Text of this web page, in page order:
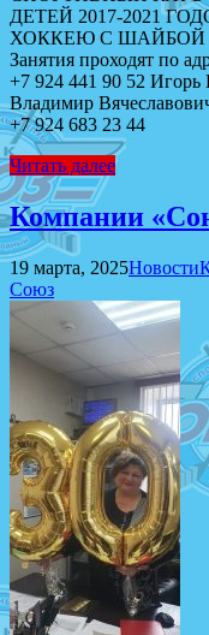
ДЕТЕЙ 2017-2021
ХОККЕЮ С
Занятия проходят по
+7 924 441 90 52 Игорь
Владимир
+7 924 683 23 44
Читать далее
Компании
19 марта, 2025Новости
Союз